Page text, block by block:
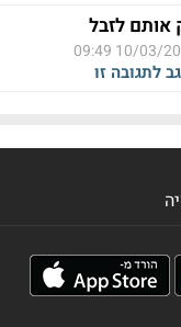
אותם לזבל
10/03/2015
לתגובה זו